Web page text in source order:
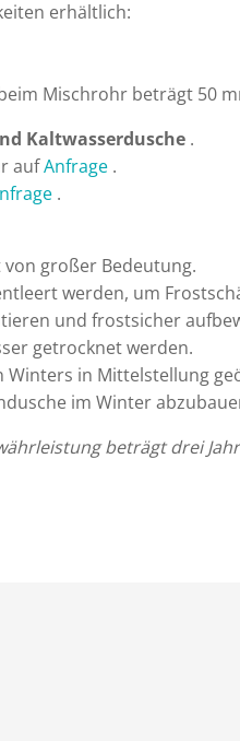
erhältlich:
Mischrohr beträgt 50
Kaltwasserdusche .
aufAnfrage .
.
großer Bedeutung.
werden, um
und frostsicher
getrocknet werden.
in Mittelstellung
im Winter
beträgt drei